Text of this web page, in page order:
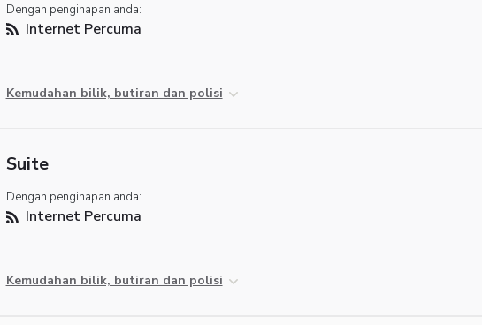
Dengan penginapan anda:
Internet Percuma
Kemudahan bilik, butiran dan polisi
Suite
Dengan penginapan anda:
Internet Percuma
Kemudahan bilik, butiran dan polisi